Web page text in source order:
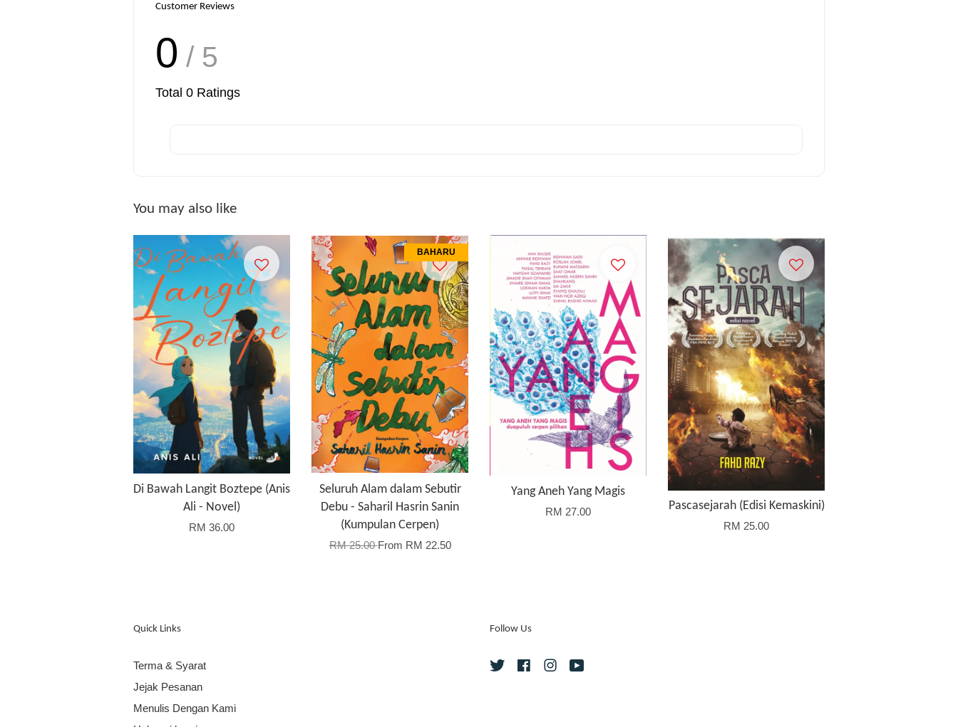
Customer Reviews
0 / 5
Total 0 Ratings
You may also like
Di Bawah Langit Boztepe (Anis
Ali - Novel)
RM 36.00
BAHARU
Seluruh Alam dalam Sebutir
Debu - Saharil Hasrin Sanin
(Kumpulan Cerpen)
RM 25.00From RM 22.50
Yang Aneh Yang Magis
RM 27.00 Pascasejarah (Edisi Kemaskini)
RM 25.00
Quick Links
Terma & Syarat
Jejak Pesanan
Menulis Dengan Kami
Follow Us
Twitter FacebookInstagram